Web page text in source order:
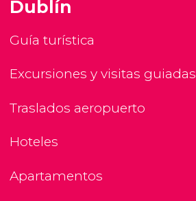
Dublín
Guía turística
Excursiones y visitas guiadas
Traslados aeropuerto
Hoteles
Apartamentos